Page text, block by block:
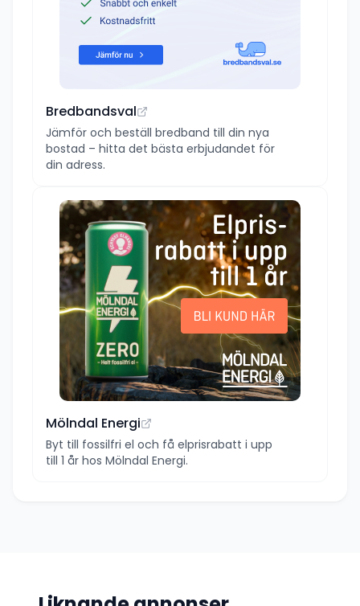
Bredbandsval
Jämför och beställ bredband till din nya
bostad – hitta det bästa erbjudandet för
din adress.
Mölndal Energi
Byt till fossilfri el och få elprisrabatt i upp
till 1 år hos Mölndal Energi.